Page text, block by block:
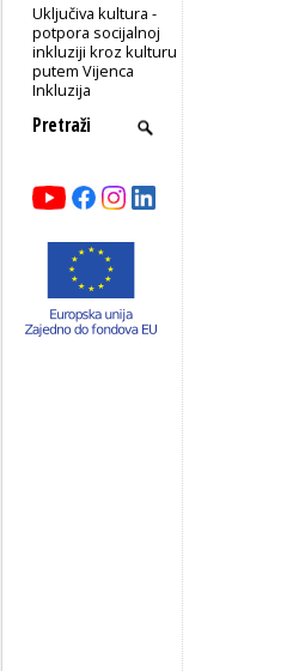
Uključiva kultura -
potpora socijalnoj
inkluziji kroz kulturu
putem Vijenca
Inkluzija